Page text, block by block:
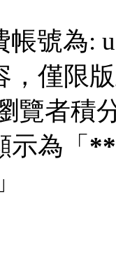
帳號為:
，僅限
覽者積
為「
」